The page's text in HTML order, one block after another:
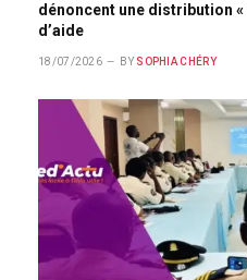
dénoncent une distribution «
d’aide
18/07/2026 BY SOPHIA CHÉRY